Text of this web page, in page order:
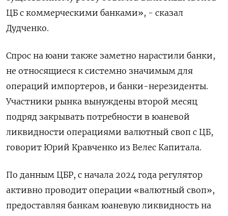
ЦБ с коммерческими банками», - сказал
Дудченко.
Спрос на юани также заметно нарастили банки,
не относящиеся к системно значимым для
операций импортеров, и банки-нерезиденты.
Участники рынка вынуждены второй месяц
подряд закрывать потребности в юаневой
ликвидности операциями валютный своп с ЦБ,
говорит Юрий Кравченко из Велес Капитала.
По данным ЦБР, с начала 2024 года регулятор
активно проводит операции «валютный своп»,
предоставляя банкам юаневую ликвидность на